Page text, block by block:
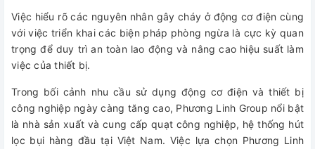
Việc hiểu rõ các nguyên nhân gây cháy ở động cơ điện cùng
với việc triển khai các biện pháp phòng ngừa là cực kỳ quan
trọng để duy trì an toàn lao động và nâng cao hiệu suất làm
việc của thiết bị.
Trong bối cảnh nhu cầu sử dụng động cơ điện và thiết bị
công nghiệp ngày càng tăng cao, Phương Linh Group nổi bật
là nhà sản xuất và cung cấp quạt công nghiệp, hệ thống hút
lọc bụi hàng đầu tại Việt Nam. Việc lựa chọn Phương Linh